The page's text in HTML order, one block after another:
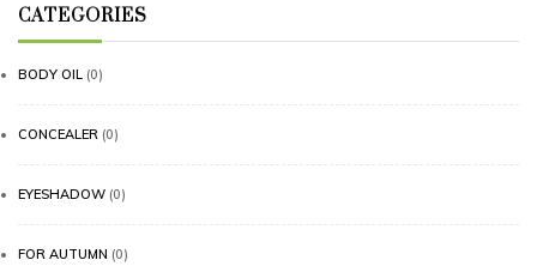
CATEGORIES
BODY OIL (0)
CONCEALER (0)
EYESHADOW (0)
FOR AUTUMN (0)